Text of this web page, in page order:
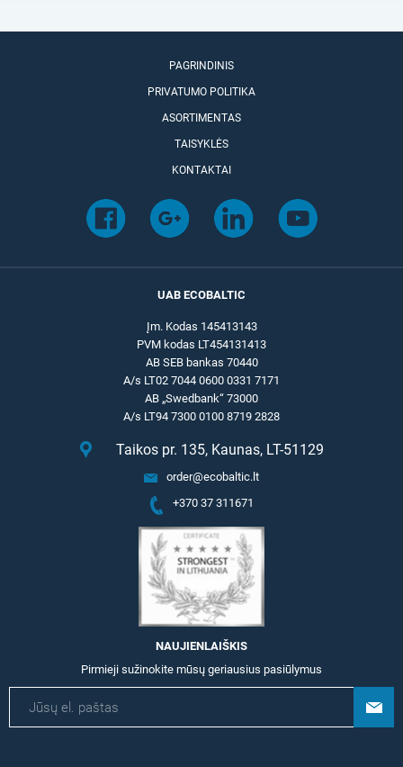
PAGRINDINIS
PRIVATUMO POLITIKA
ASORTIMENTAS
TAISYKLĖS
KONTAKTAI
UAB ECOBALTIC
Įm. Kodas 145413143
PVM kodas LT454131413
AB SEB bankas 70440
A/s LT02 7044 0600 0331 7171
AB „Swedbank“ 73000
A/s LT94 7300 0100 8719 2828
Taikos pr. 135, Kaunas, LT-51129
order@ecobaltic.lt
+370 37 311671
NAUJIENLAIŠKIS
Pirmieji sužinokite mūsų geriausius pasiūlymus